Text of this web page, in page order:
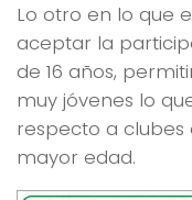
Lo otro en lo que
aceptar la
de 16 años,
muy jóvenes lo
respecto a
mayor edad.